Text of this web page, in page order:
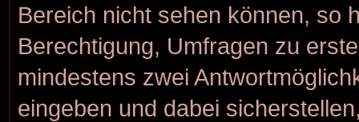
Bereich nicht sehen können, so
Berechtigung, Umfragen zu
mindestens zwei
eingeben und dabei